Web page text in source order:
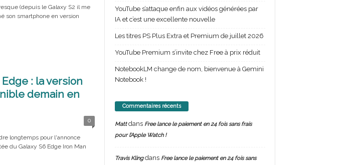
(depuis le Galaxy S2 il me
son smartphone en version
: la version
demain en
0
longtemps pour l'annonce
du Galaxy S6 Edge Iron Man
YouTube s’attaque enfin aux vidéos générées par
IA et c’est une excellente nouvelle
Les titres PS Plus Extra et Premium de juillet 2026
YouTube Premium s’invite chez Free à prix réduit
NotebookLM change de nom, bienvenue à Gemini
Notebook !
Commentaires récents
Mattdans Free lance le paiement en 24 fois sans frais
pour l’Apple Watch !
Travis Klingdans Free lance le paiement en 24 fois sans